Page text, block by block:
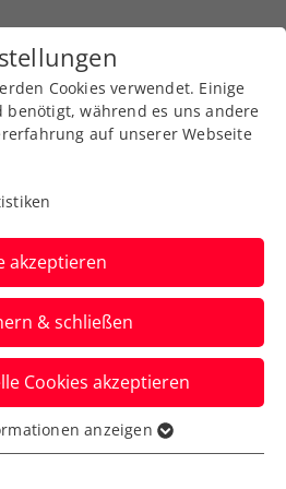
News
Cookies verwendet. Einige
benötigt, während es uns andere
auf unserer Webseite
akzeptieren
& schließen
Cookies akzeptieren
für grundlegende
anzeigen